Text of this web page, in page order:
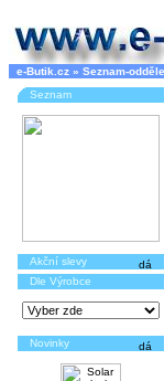
e-Butik.cz » Seznam-
Seznam
Akční slevy
Dle Výrobce
Novinky